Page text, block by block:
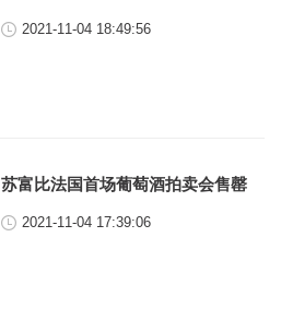
2021-11-04 18:49:56
苏富比法国首场葡萄酒拍卖会售罄
2021-11-04 17:39:06